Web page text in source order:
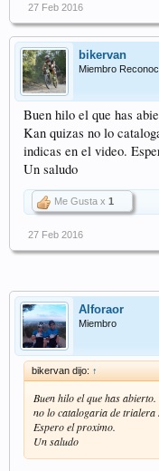
27 Feb 2016
bikervan
Miembro
Buen hilo el que has
Kan quizas no lo
indicas en el video.
Un saludo
Me Gusta x 1
27 Feb 2016
Alforaor
Miembro
bikervan dijo: ↑
Buen hilo el que has
no lo catalogaria de trialera
Espero el proximo.
Un saludo